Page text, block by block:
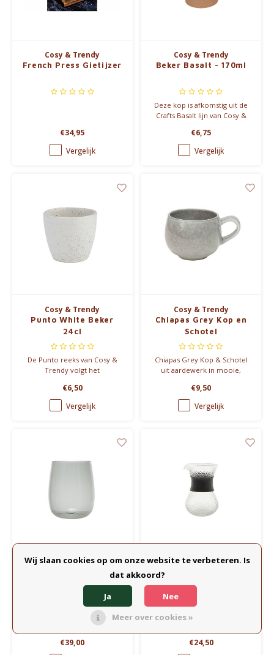
Waterkokers
Koffie Kàn merch
Ontbijt en Lunch
Happy stuff
Cosy & Trendy
French Press Gietijzer
€34,95
Vergelijk
Cosy & Trendy
Beker Basalt - 170ml
Deze kop is afkomstig uit de
Crafts Basalt lijn van Cosy &
passie en vakmanschap.
Keramiste Charlotte Lannoy
ontwierp deze prachtige
voor een stijlvolle feesttafel.
€6,75
Vergelijk
Cosy & Trendy
Punto White Beker
24cl
De Punto reeks van Cosy &
Trendy volgt het
eenvoud, stijl en degelijkheid.
Deze mok heeft een prachtige
matte en perfect gladde
€6,50
Vergelijk
Cosy & Trendy
Chiapas Grey Kop en
Schotel
Chiapas Grey Kop & Schotel
uit aardewerk in mooie,
Scandinavische look zorgt een
relaxte sfeer aan tafel. Er zijn
twee formaten en je kunt
€9,50
Vergelijk
Cosy & Trendy
Theeglas 38cl - Set
van 6
Set van 6 donkere
transparante theeglazen in
borosilicaatglas, opvallend
licht maar toch stevig.
€39,00
Cosy & Trendy
Koffiemaker in glas
Authentieke koffiemaker in
Slow Coffee.
€24,50
Wij slaan cookies op om onze website te verbeteren. Is
dat akkoord?
Ja
Nee
Meer over cookies »